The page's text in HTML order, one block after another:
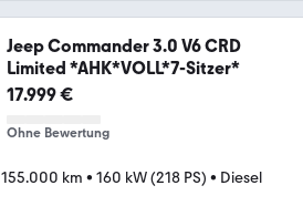
Jeep Commander 3.0 V6 CRD
Limited *AHK*VOLL*7-Sitzer*
17.999 €
Ohne Bewertung
155.000 km • 160 kW (218 PS) • Diesel